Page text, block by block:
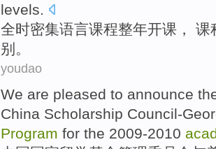
levels
全时密集语言课程整年开课 ，
别 。
youdao
We are pleased to announce
China Scholarship Council-
Program for the 2009-2010